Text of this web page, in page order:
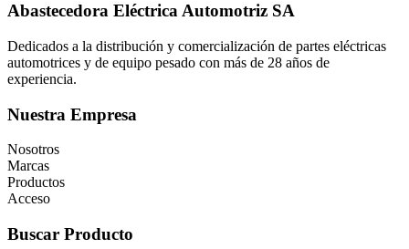
Abastecedora Eléctrica Automotriz SA
Dedicados a la distribución y comercialización de partes eléctricas
automotrices y de equipo pesado con más de 28 años de
experiencia.
Nuestra Empresa
Nosotros
Marcas
Productos
Acceso
Buscar Producto